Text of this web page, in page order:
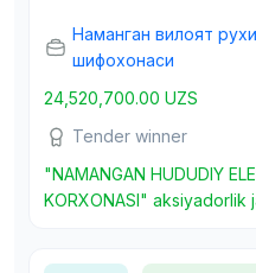
Наманган вилоят
шифохонаси
24,520,700.00 UZS
Tender winner
"NAMANGAN HUDUDIY
KORXONASI" aksiyadorlik